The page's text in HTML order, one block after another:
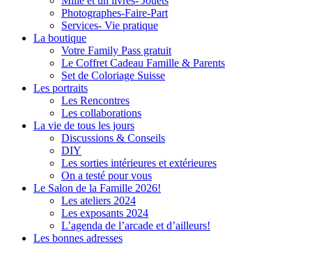
Photographes-Faire-Part
Services- Vie pratique
La boutique
Votre Family Pass gratuit
Le Coffret Cadeau Famille & Parents
Set de Coloriage Suisse
Les portraits
Les Rencontres
Les collaborations
La vie de tous les jours
Discussions & Conseils
DIY
Les sorties intérieures et extérieures
On a testé pour vous
Le Salon de la Famille 2026!
Les ateliers 2024
Les exposants 2024
L’agenda de l’arcade et d’ailleurs!
Les bonnes adresses